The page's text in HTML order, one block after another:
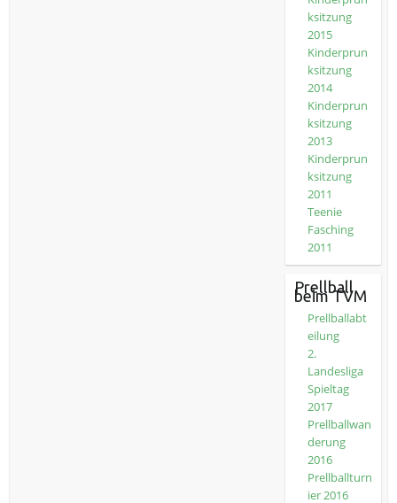
ksitzung
2015
Kinderprun
ksitzung
2014
Kinderprun
ksitzung
2013
Kinderprun
ksitzung
2011
Teenie
Fasching
2011
Prellball
beim TVM
Prellballabt
eilung
2.
Landesliga
Spieltag
2017
Prellballwan
derung
2016
Prellballturn
ier 2016